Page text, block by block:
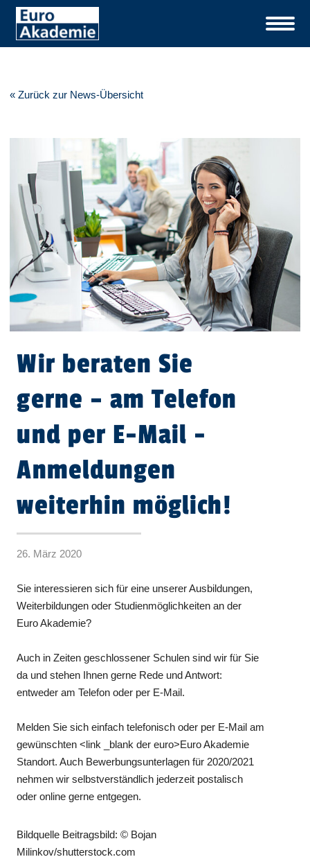
« Zurück zur News-Übersicht
Wir beraten Sie
gerne – am Telefon
und per E-Mail -
Anmeldungen
weiterhin möglich!
26. März 2020
Sie interessieren sich für eine unserer Ausbildungen,
Weiterbildungen oder Studienmöglichkeiten an der
Euro Akademie?
Auch in Zeiten geschlossener Schulen sind wir für Sie
da und stehen Ihnen gerne Rede und Antwort:
entweder am Telefon oder per E-Mail.
Melden Sie sich einfach telefonisch oder per E-Mail am
gewünschten <link _blank der euro>Euro Akademie
Standort. Auch Bewerbungsunterlagen für 2020/2021
nehmen wir selbstverständlich jederzeit postalisch
oder online gerne entgegen.
Bildquelle Beitragsbild: © Bojan
Milinkov/shutterstock.com